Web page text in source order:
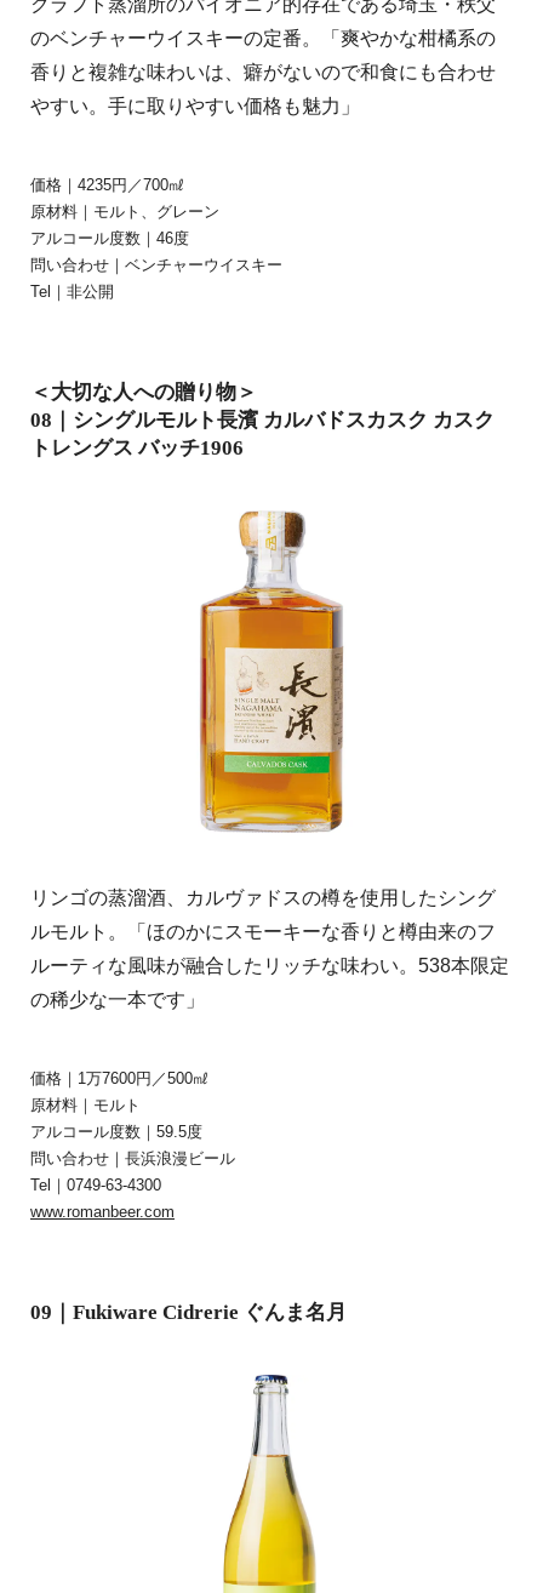
クラフト蒸溜所のパイオニア的存在である埼玉・秩父
のベンチャーウイスキーの定番。「爽やかな柑橘系の
香りと複雑な味わいは、癖がないので和食にも合わせ
やすい。手に取りやすい価格も魅力」
価格｜4235円／700㎖
原材料｜モルト、グレーン
アルコール度数｜46度
問い合わせ｜ベンチャーウイスキー
Tel｜非公開
＜大切な人への贈り物＞
08｜シングルモルト長濱 カルバドスカスク カスク
トレングス バッチ1906
リンゴの蒸溜酒、カルヴァドスの樽を使用したシング
ルモルト。「ほのかにスモーキーな香りと樽由来のフ
ルーティな風味が融合したリッチな味わい。538本限定
の稀少な一本です」
価格｜1万7600円／500㎖
原材料｜モルト
アルコール度数｜59.5度
問い合わせ｜長浜浪漫ビール
Tel｜0749-63-4300
www.romanbeer.com
09｜Fukiware Cidrerie ぐんま名月